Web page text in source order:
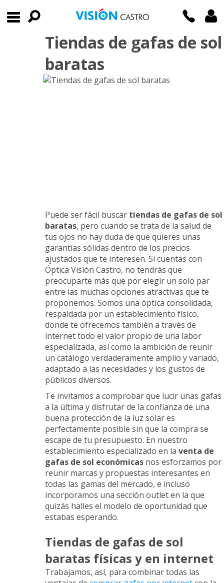
Tiendas de gafas de sol
baratas
Puede ser fácil buscar tiendas de gafas de sol
baratas, pero cuando se trata de la salud de
tus ojos no hay duda de que quieres unas
garantías sólidas dentro de los precios
ajustados que te interesen. Si cuentas con
Óptica Visión Castro, no tendrás que
preocuparte más que por elegir un solo par
entre las muchas opciones atractivas que te
proponemos. Somos una óptica consolidada,
respaldada por un establecimiento físico,
donde te ofrecemos también a través de
internet todo el valor propio de una labor
especializada, así como la ambición de reunir
un catálogo verdaderamente amplio y variado,
adaptado a las necesidades y los gustos de
públicos diversos.
Te invitamos a comprobar que lucir unas gafas
a la última y disfrutar de la confianza de una
buena protección de la luz solar es
perfectamente posible sin que la compra se
escape de tu presupuesto. En nuestro
establecimiento especializado en la venta de
gafas de sol económicasnos esforzamos por
reunir marcas y propuestas interesantes en
todas las gamas del mercado, e incluso
incorporamos una sección outlet en la que
quizás halles el modelo de oportunidad que
estabas esperando.
Tiendas de gafas de sol
baratas físicas y en internet
Trabajamos, así, para combinar todas las